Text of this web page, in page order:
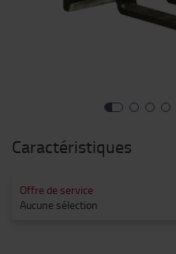
Caractéristiques
Offre de service
Aucune sélection